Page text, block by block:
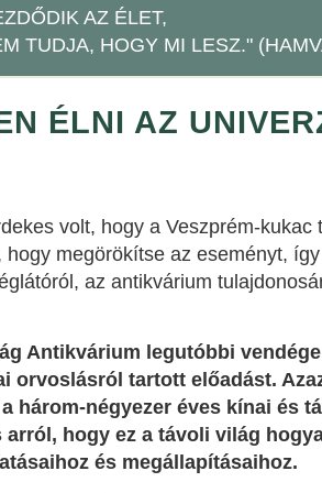
AZ ÉLET,
TUDJA, HOGY MI LESZ."
ÉLNI AZ
volt, hogy a Veszprém-
megörökítse az eseményt,
az antikvárium
Antikvárium legutóbbi
orvoslásról tartott előadást.
három-négyezer éves kínai és
arról, hogy ez a távoli világ
és megállapításaihoz.